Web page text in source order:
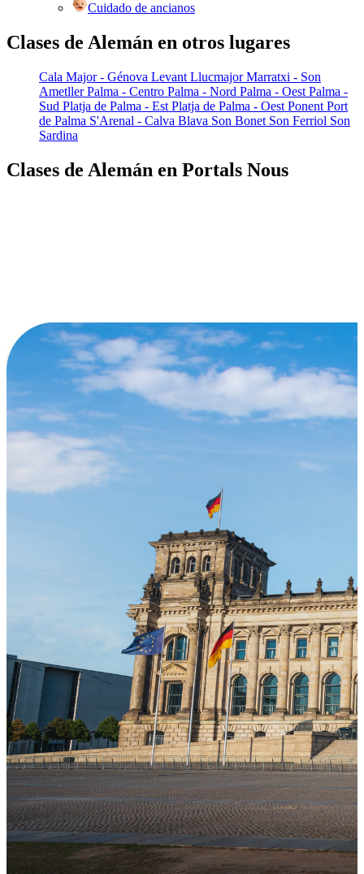
Cuidado de ancianos
Clases de Alemán en otros lugares
Cala Major - Génova Levant Llucmajor Marratxi - Son
Ametller Palma - Centro Palma - Nord Palma - Oest Palma -
Sud Platja de Palma - Est Platja de Palma - Oest Ponent Port
de Palma S'Arenal - Calva Blava Son Bonet Son Ferriol Son
Sardina
Clases de Alemán en Portals Nous